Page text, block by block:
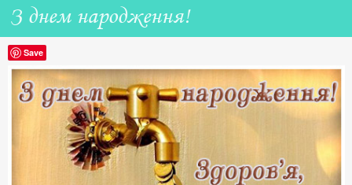
З днем народження!
Save